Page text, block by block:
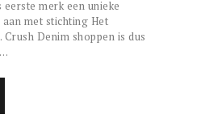
merk een unieke
met stichting Het
Denim shoppen is dus